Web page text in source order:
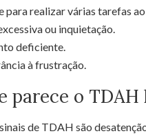
para realizar várias tarefas
ou inquietação.
deficiente.
à frustração.
parece o TDAH
de TDAH são